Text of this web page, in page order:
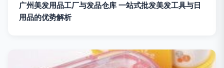
广州美发用品工厂与发品仓库 一站式批发美发工具与日
用品的优势解析